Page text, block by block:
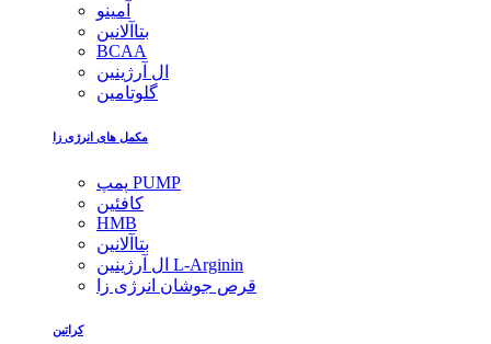
آمینو
بتاآلانین
BCAA
ال آرژینین
گلوتامین
مکمل های انرژی زا
پمپ PUMP
کافئین
HMB
بتاآلانین
ال آرژینین L-Arginin
قرص جوشان انرژی زا
کراتین